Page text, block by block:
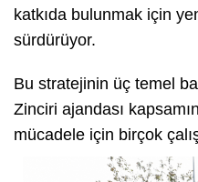
katkıda bulunmak için
sürdürüyor.
Bu stratejinin üç temel
Zinciri ajandası
mücadele için birçok